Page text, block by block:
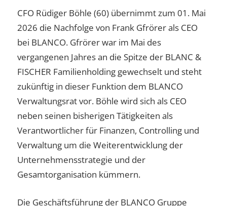
CFO Rüdiger Böhle (60) übernimmt zum 01. Mai
2026 die Nachfolge von Frank Gfrörer als CEO
bei BLANCO. Gfrörer war im Mai des
vergangenen Jahres an die Spitze der BLANC &
FISCHER Familienholding gewechselt und steht
zukünftig in dieser Funktion dem BLANCO
Verwaltungsrat vor. Böhle wird sich als CEO
neben seinen bisherigen Tätigkeiten als
Verantwortlicher für Finanzen, Controlling und
Verwaltung um die Weiterentwicklung der
Unternehmensstrategie und der
Gesamtorganisation kümmern.
Die Geschäftsführung der BLANCO Gruppe